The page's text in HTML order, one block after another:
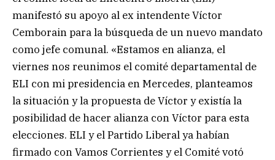
manifestó su apoyo al ex intendente Víctor
Cemborain para la búsqueda de un nuevo mandato
como jefe comunal. «Estamos en alianza, el
viernes nos reunimos el comité departamental de
ELI con mi presidencia en Mercedes, planteamos
la situación y la propuesta de Víctor y existía la
posibilidad de hacer alianza con Víctor para esta
elecciones. ELI y el Partido Liberal ya habían
firmado con Vamos Corrientes y el Comité votó